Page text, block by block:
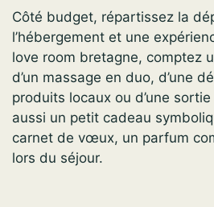
Côté budget, répartissez la
l’hébergement et une
love room bretagne, comptez
d’un massage en duo, d’une
produits locaux ou d’une
aussi un petit cadeau
carnet de vœux, un parfum
lors du séjour.